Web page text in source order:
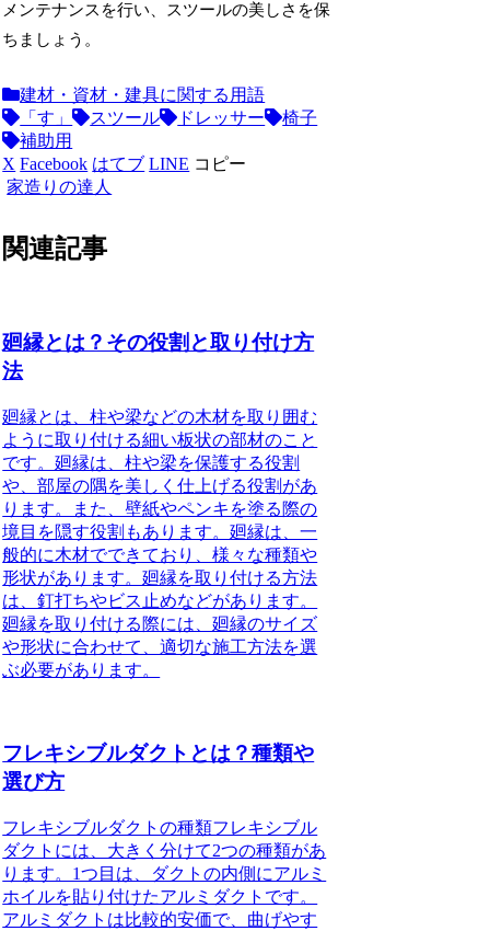
メンテナンスを行い、スツールの美しさを保
ちましょう。
建材・資材・建具に関する用語
「す」
スツール ドレッサー
椅子
補助用
X Facebook はてブ LINE コピー
家造りの達人
関連記事
廻縁とは？その役割と取り付け方
法
廻縁とは、柱や梁などの木材を取り囲む
ように取り付ける細い板状の部材のこと
です。廻縁は、柱や梁を保護する役割
や、部屋の隅を美しく仕上げる役割があ
ります。また、壁紙やペンキを塗る際の
境目を隠す役割もあります。廻縁は、一
般的に木材でできており、様々な種類や
形状があります。廻縁を取り付ける方法
は、釘打ちやビス止めなどがあります。
廻縁を取り付ける際には、廻縁のサイズ
や形状に合わせて、適切な施工方法を選
ぶ必要があります。
フレキシブルダクトとは？種類や
選び方
フレキシブルダクトの種類フレキシブル
ダクトには、大きく分けて2つの種類があ
ります。1つ目は、ダクトの内側にアルミ
ホイルを貼り付けたアルミダクトです。
アルミダクトは比較的安価で、曲げやす